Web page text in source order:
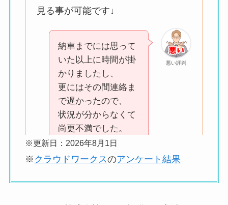
見る事が可能です↓
悪い評判
納車までには思って
いた以上に時間が掛
かりましたし、
更にはその間連絡ま
で遅かったので、
状況が分からなくて
尚更不満でした。
※更新日：2026年8月1日
※ クラウドワークスのアンケート結果